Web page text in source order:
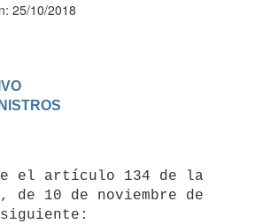
25/10/2018
de 10 de noviembre de